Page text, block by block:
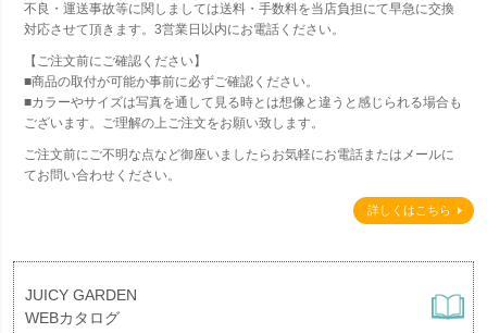
不良・運送事故等に関しましては送料・手数料を当店負担にて早急に交換
対応させて頂きます。3営業日以内にお電話ください。
【ご注文前にご確認ください】
■商品の取付が可能か事前に必ずご確認ください。
■カラーやサイズは写真を通して見る時とは想像と違うと感じられる場合も
ございます。ご理解の上ご注文をお願い致します。
ご注文前にご不明な点など御座いましたらお気軽にお電話またはメールに
てお問い合わせください。
詳しくはこちら
JUICY GARDEN
WEBカタログ